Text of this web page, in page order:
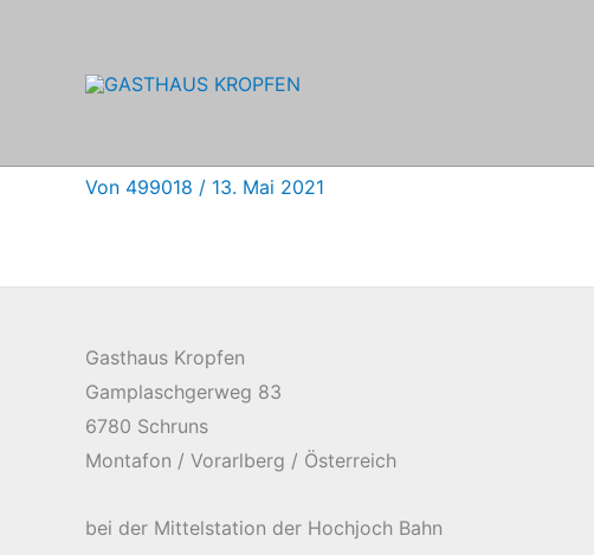
Von 499018 / 13. Mai 2021
Gasthaus Kropfen
Gamplaschgerweg 83
6780 Schruns
Montafon / Vorarlberg / Österreich
bei der Mittelstation der Hochjoch Bahn